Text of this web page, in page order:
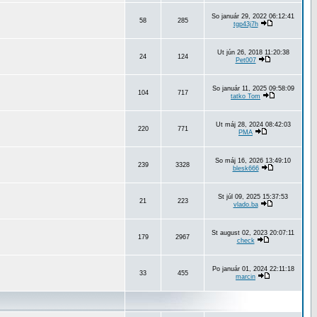
58 285
So január 29, 2022 06:12:41
tgp43j7h
24 124
Ut jún 26, 2018 11:20:38
Pet007
104 717
So január 11, 2025 09:58:09
tatko Tom
220 771
Ut máj 28, 2024 08:42:03
PMA
239 3328
So máj 16, 2026 13:49:10
blesk666
21 223
St júl 09, 2025 15:37:53
vlado.ba
179 2967
St august 02, 2023 20:07:11
check
33 455
Po január 01, 2024 22:11:18
marcin